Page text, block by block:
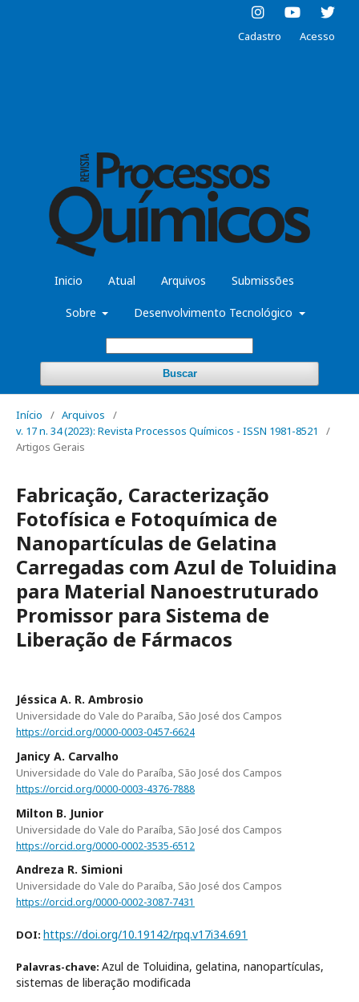
Inicio Atual Arquivos Submissões
Sobre Desenvolvimento Tecnológico
Buscar
Cadastro Acesso
Início / Arquivos
/
v. 17 n. 34 (2023): Revista Processos Químicos - ISSN 1981-8521
/
Artigos Gerais
Fabricação, Caracterização
Fotofísica e Fotoquímica de
Nanopartículas de Gelatina
Carregadas com Azul de Toluidina
para Material Nanoestruturado
Promissor para Sistema de
Liberação de Fármacos
Jéssica A. R. Ambrosio
Universidade do Vale do Paraíba, São José dos Campos
https://orcid.org/0000-0003-0457-6624
Janicy A. Carvalho
Universidade do Vale do Paraíba, São José dos Campos
https://orcid.org/0000-0003-4376-7888
Milton B. Junior
Universidade do Vale do Paraíba, São José dos Campos
https://orcid.org/0000-0002-3535-6512
Andreza R. Simioni
Universidade do Vale do Paraíba, São José dos Campos
https://orcid.org/0000-0002-3087-7431
DOI: https://doi.org/10.19142/rpq.v17i34.691
Palavras-chave: Azul de Toluidina, gelatina, nanopartículas,
sistemas de liberação modificada